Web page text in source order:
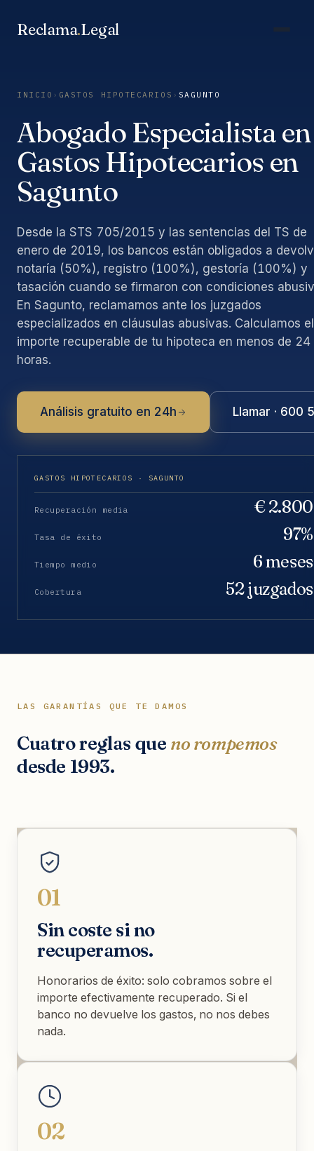
Reclama.Legal
INICIO › GASTOS HIPOTECARIOS › SAGUNTO
Abogado Especialista en
Gastos Hipotecarios en
Sagunto
Desde la STS 705/2015 y las sentencias del TS de
enero de 2019, los bancos están obligados a
notaría (50%), registro (100%), gestoría (100%) y
tasación cuando se firmaron con condiciones
En Sagunto, reclamamos ante los juzgados
especializados en cláusulas abusivas. Calculamos el
importe recuperable de tu hipoteca en menos de 24
horas.
Análisis gratuito en 24h Llamar · 600
GASTOS HIPOTECARIOS · SAGUNTO
Recuperación media € 2.800
Tasa de éxito 97%
Tiempo medio 6 meses
Cobertura 52 juzgados
LAS GARANTÍAS QUE TE DAMOS
Cuatro reglas que no rompemos
desde 1993.
01
Sin coste si no
recuperamos.
Honorarios de éxito: solo cobramos sobre el
importe efectivamente recuperado. Si el
banco no devuelve los gastos, no nos debes
nada.
02